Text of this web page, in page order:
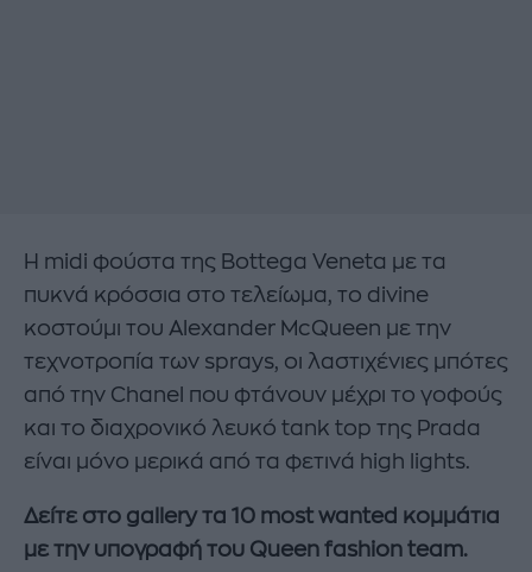
Η midi φούστα της Bottega Veneta με τα
πυκνά κρόσσια στο τελείωμα, το divine
κοστούμι του Alexander McQueen με την
τεχνοτροπία των sprays, οι λαστιχένιες μπότες
από την Chanel που φτάνουν μέχρι το γοφούς
και το διαχρονικό λευκό tank top της Prada
είναι μόνο μερικά από τα φετινά high lights.
Δείτε στο gallery τα 10 most wanted κομμάτια
με την υπογραφή του Queen fashion team.